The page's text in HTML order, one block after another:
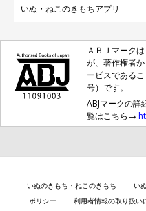
いぬ・ねこのきもちアプリ
ＡＢＪマーク
が、著作権者
ービスである
号）です。
ABJマークの詳
覧はこちら→
いぬのきもち・ねこのきもち い
ポリシー
利用者情報の取り扱い